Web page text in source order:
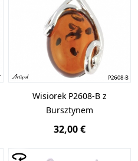
Wisiorek P2608-B z
Bursztynem
32,00 €